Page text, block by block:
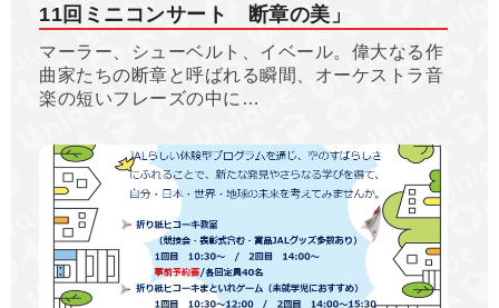
11回ミニコンサート 断章の美」
マーラー、シューベルト、イベール。偉大なる作
曲家たちの断章と呼ばれる瞬間、オーケストラ音
楽の短いフレーズの中に…